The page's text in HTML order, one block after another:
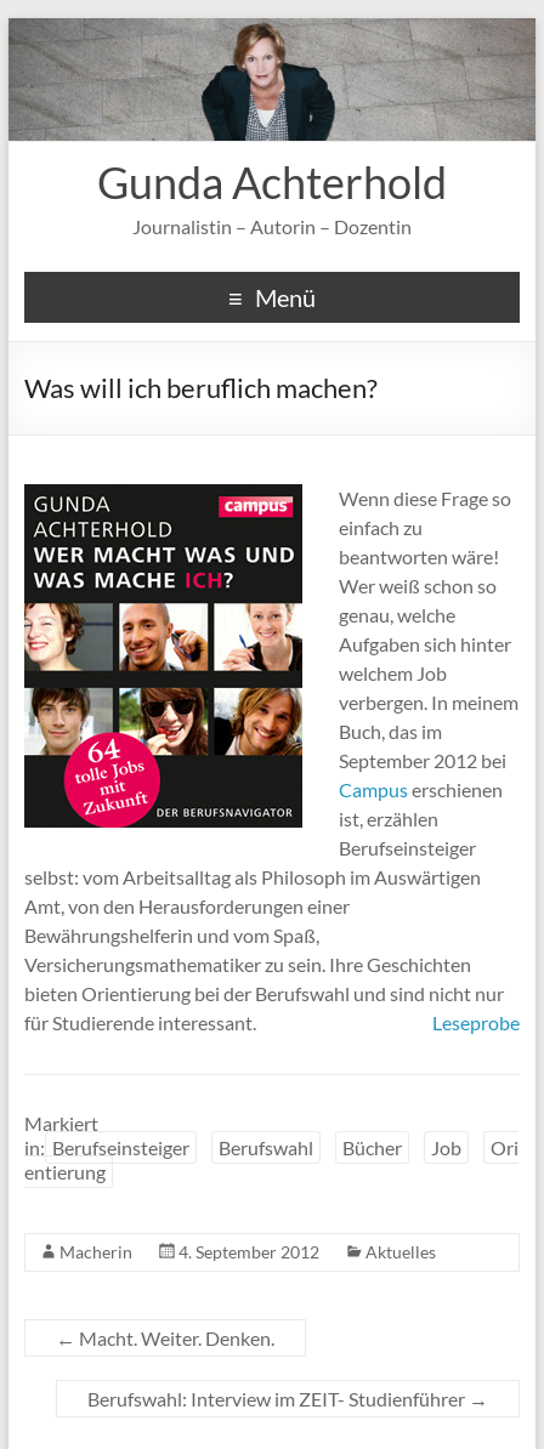
Gunda Achterhold
Journalistin – Autorin – Dozentin
Menü
Was will ich beruflich machen?
Wenn diese Frage so
einfach zu
beantworten wäre!
Wer weiß schon so
genau, welche
Aufgaben sich hinter
welchem Job
verbergen. In meinem
Buch, das im
September 2012 bei
Campuserschienen
ist, erzählen
Berufseinsteiger
selbst: vom Arbeitsalltag als Philosoph im Auswärtigen
Amt, von den Herausforderungen einer
Bewährungshelferin und vom Spaß,
Versicherungsmathematiker zu sein. Ihre Geschichten
bieten Orientierung bei der Berufswahl und sind nicht nur
für Studierende interessant.
Leseprobe
Markiert
in: Berufseinsteiger Berufswahl Bücher Job
Ori
entierung
Macherin 4. September 2012 Aktuelles
← Macht. Weiter. Denken.
Berufswahl: Interview im ZEIT- Studienführer →